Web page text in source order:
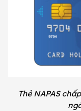
Thẻ NAPAS